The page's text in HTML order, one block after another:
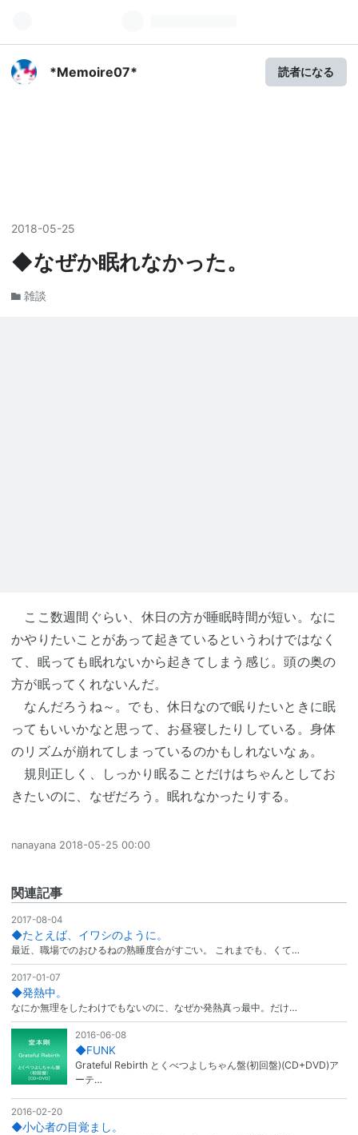
*Memoire07* 読者になる
2018-05-25
◆なぜか眠れなかった。
雑談
ここ数週間ぐらい、休日の方が睡眠時間が短い。なに
かやりたいことがあって起きているというわけではなく
て、眠っても眠れないから起きてしまう感じ。頭の奥の
方が眠ってくれないんだ。
なんだろうね～。でも、休日なので眠りたいときに眠
ってもいいかなと思って、お昼寝したりしている。身体
のリズムが崩れてしまっているのかもしれないなぁ。
規則正しく、しっかり眠ることだけはちゃんとしてお
きたいのに、なぜだろう。眠れなかったりする。
nanayana 2018-05-25 00:00
関連記事
2017-08-04
◆たとえば、イワシのように。
最近、職場でのおひるねの熟睡度合がすごい。 これまでも、くて…
2017-01-07
◆発熱中。
なにか無理をしたわけでもないのに、なぜか発熱真っ最中。だけ…
2016-06-08
◆FUNK
Grateful Rebirth とくべつよしちゃん盤(初回盤)(CD+DVD)ア
ーテ…
2016-02-20
◆小心者の目覚まし。